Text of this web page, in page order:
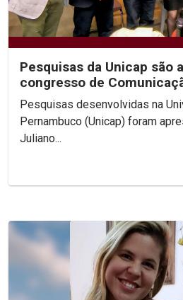
Pesquisas da Unicap são
congresso de
Pesquisas desenvolvidas na
Pernambuco (Unicap) foram
Juliano...